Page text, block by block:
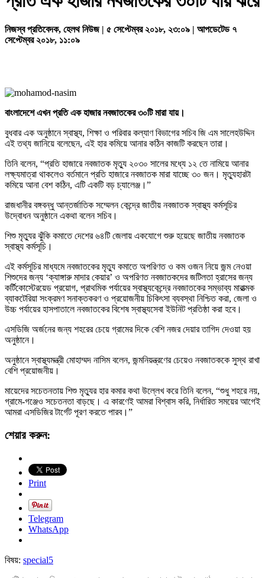
নিজস্ব প্রতিবেদক, হেলথ নিউজ | ৫ সেপ্টেম্বর ২০১৮, ২৩:০৯ | আপডেটেড ৭
সেপ্টেম্বর ২০১৮, ১১:০৯
বাংলাদেশে এখন প্রতি এক হাজার নবজাতকের ৩০টি মারা যায়।
বুধবার এক অনুষ্ঠানে স্বাস্থ্য, শিক্ষা ও পরিবার কল্যাণ বিভাগের সচিব জি এম সালেহউদ্দিন
এই তথ্য জানিয়ে বলেছেন, এই হার কমিয়ে আনার কঠিন কাজটি করছেন তারা।
তিনি বলেন, “প্রতি হাজারে নবজাতক মৃত্যু ২০৩০ সালের মধ্যে ১২ তে নামিয়ে আনার
লক্ষ্যমাত্রা থাকলেও বর্তমানে প্রতি হাজারে নবজাতক মারা যাচ্ছে ৩০ জন। মৃত্যুহারটা
কমিয়ে আনা বেশ কঠিন, এটি একটি বড় চ্যালেঞ্জ।”
রাজধানীর বঙ্গবন্ধু আন্তর্জাতিক সম্মেলন কেন্দ্রে জাতীয় নবজাতক স্বাস্থ্য কর্মসূচির
উদ্বোধন অনুষ্ঠানে একথা বলেন সচিব।
শিশু মৃত্যুর ঝুঁকি কমাতে দেশের ৬৪টি জেলায় একযোগে শুরু হয়েছে জাতীয় নবজাতক
স্বাস্থ্য কর্মসূচি।
এই কর্মসূচির মাধ্যমে নবজাতকের মৃত্যু কমাতে অপরিণত ও কম ওজন নিয়ে জন্ম নেওয়া
শিশুদের জন্য ‘ক্যাঙ্গারু মাদার কেয়ার’ ও অপরিণত নবজাতকদের জটিলতা হ্রাসের জন্য
কর্টিকোস্টেরয়েড প্রয়োগ, প্রাথমিক পর্যায়ের স্বাস্থ্যকেন্দ্রে নবজাতকের সম্ভাব্য মারাত্মক
ব্যাকটেরিয়া সংক্রমণ সনাক্তকরণ ও প্রয়োজনীয় চিকিৎসা ব্যবস্থা নিশ্চিত করা, জেলা ও
উচ্চ পর্যায়ের হাসপাতালে নবজাতকের বিশেষ স্বাস্থ্যসেবা ইউনিট প্রতিষ্ঠা করা হবে।
এসডিজি অর্জনের জন্য শহরের চেয়ে গ্রামের দিকে বেশি নজর দেয়ার তাগিদ দেওয়া হয়
অনুষ্ঠানে।
অনুষ্ঠানে স্বাস্থ্যমন্ত্রী মোহাম্মদ নাসিম বলেন, জন্মনিয়ন্ত্রণের চেয়েও নবজাতককে সুস্থ রাখা
বেশি প্রয়োজনীয়।
মায়েদের সচেতনতায় শিশু মৃত্যুর হার কমার কথা উল্লেখ করে তিনি বলেন, “শুধু শহরে নয়,
গ্রামে-গঞ্জেও সচেতনতা বাড়ছে। এ কারণেই আমরা বিশ্বাস করি, নির্ধারিত সময়ের আগেই
আমরা এসডিজির টার্গেট পূরণ করতে পারব।”
শেয়ার করুন:
Print
Telegram
WhatsApp
বিষয়: special5